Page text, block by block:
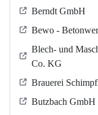
Berndt GmbH
Bewo -
Blech- und
Co. KG
Brauerei
Butzbach GmbH